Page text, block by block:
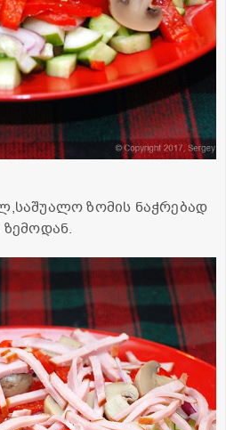
ზომის ნაჭრებად